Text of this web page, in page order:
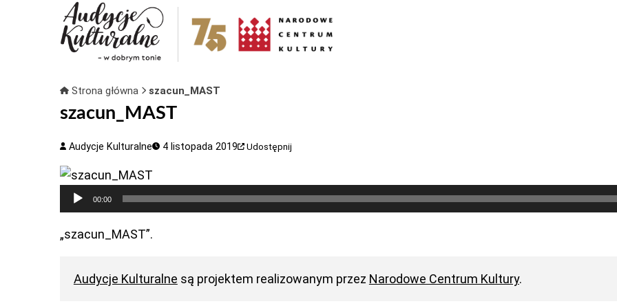
Strona główna szacun_MAST
szacun_MAST
Audycje Kulturalne 4 listopada 2019 Udostępnij
Odtwarzacz
plików
dźwiękowych
00:00
„szacun_MAST”.
Audycje Kulturalne są projektem realizowanym przez Narodowe Centrum Kultury.